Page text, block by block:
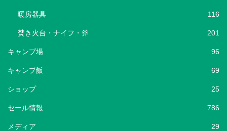
暖房器具 116
焚き火台・ナイフ・斧 201
キャンプ場 96
キャンプ飯 69
ショップ 25
セール情報 786
メディア 29